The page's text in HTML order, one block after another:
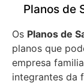
Planos de
Os Planos de
planos que
empresa
integrantes da